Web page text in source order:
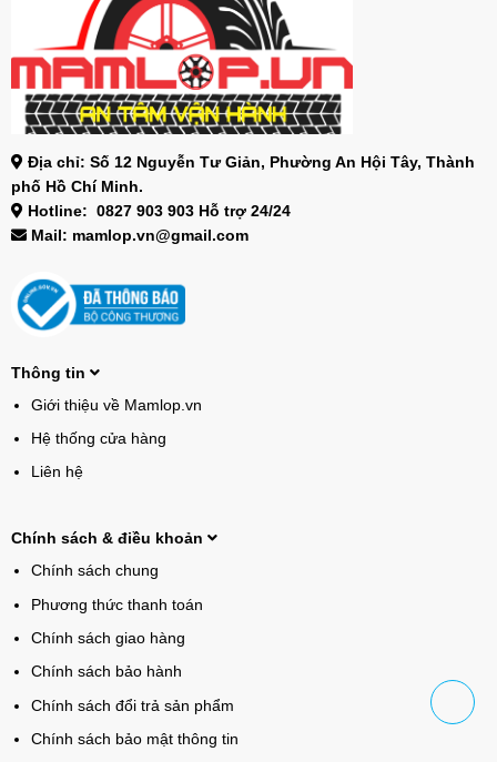
Địa chỉ: Số 12 Nguyễn Tư Giản, Phường An Hội Tây, Thành
phố Hồ Chí Minh.
Hotline: 0827 903 903 Hỗ trợ 24/24
Mail: mamlop.vn@gmail.com
Thông tin
Giới thiệu về Mamlop.vn
Hệ thống cửa hàng
Liên hệ
Chính sách & điều khoản
Chính sách chung
Phương thức thanh toán
Chính sách giao hàng
Chính sách bảo hành
Chính sách đổi trả sản phẩm
Chính sách bảo mật thông tin